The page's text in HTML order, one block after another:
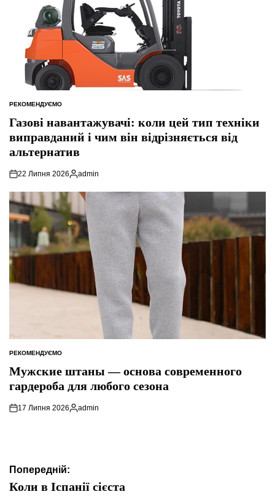
ОПУБЛІКУВАТИ
РЕКОМЕНДУЄМО
Газові навантажувачі: коли цей тип техніки
виправданий і чим він відрізняється від
альтернатив
22 Липня 2026
Опубліковано
admin
ОПУБЛІКУВАТИ
РЕКОМЕНДУЄМО
Мужские штаны — основа современного
гардероба для любого сезона
17 Липня 2026
Опубліковано
admin
Навігація
записів
Попередній:
Коли в Іспанії сієста